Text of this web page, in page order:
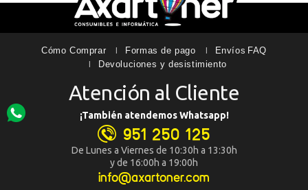
Cómo Comprar Formas de pago Envíos FAQ
Devoluciones y desistimiento
Atención al Cliente
¡También atendemos Whatsapp!
951 250 125
De Lunes a Viernes de 10:30h a 13:30h
y de 16:00h a 19:00h
info@axartoner.com